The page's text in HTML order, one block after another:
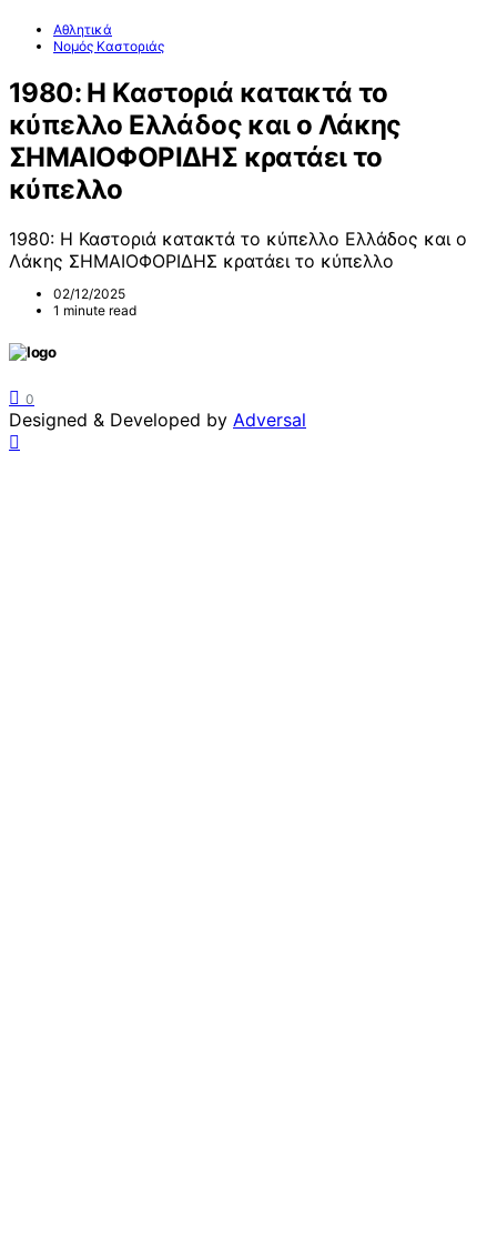
Αθλητικά
Νομός Καστοριάς
1980: Η Καστοριά κατακτά το
κύπελλο Ελλάδος και ο Λάκης
ΣΗΜΑΙΟΦΟΡΙΔΗΣ κρατάει το
κύπελλο
1980: Η Καστοριά κατακτά το κύπελλο Ελλάδος και ο
Λάκης ΣΗΜΑΙΟΦΟΡΙΔΗΣ κρατάει το κύπελλο
02/12/2025
1 minute read
0
Designed & Developed by Adversal